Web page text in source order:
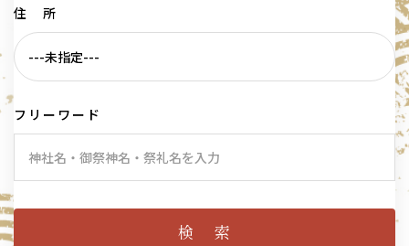
住 所
フリーワード